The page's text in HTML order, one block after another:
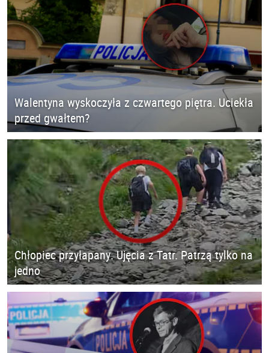
Walentyna wyskoczyła z czwartego piętra. Uciekła
przed gwałtem?
Chłopiec przyłapany. Ujęcia z Tatr. Patrzą tylko na
jedno